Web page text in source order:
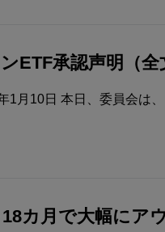
ETF承認声明（全
1月10日 本日、委員会は
カ月で大幅にア